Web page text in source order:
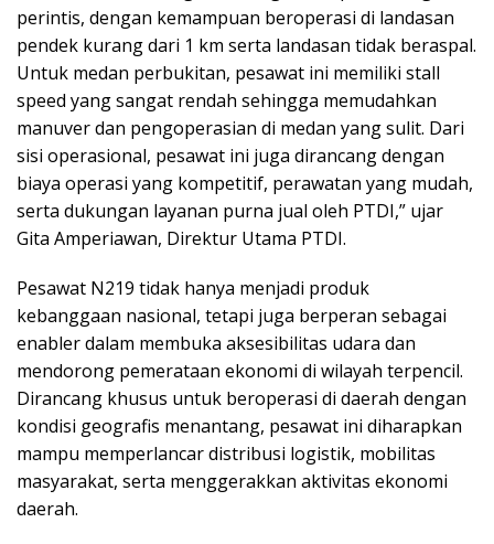
perintis, dengan kemampuan beroperasi di landasan
pendek kurang dari 1 km serta landasan tidak beraspal.
Untuk medan perbukitan, pesawat ini memiliki stall
speed yang sangat rendah sehingga memudahkan
manuver dan pengoperasian di medan yang sulit. Dari
sisi operasional, pesawat ini juga dirancang dengan
biaya operasi yang kompetitif, perawatan yang mudah,
serta dukungan layanan purna jual oleh PTDI,” ujar
Gita Amperiawan, Direktur Utama PTDI.
Pesawat N219 tidak hanya menjadi produk
kebanggaan nasional, tetapi juga berperan sebagai
enabler dalam membuka aksesibilitas udara dan
mendorong pemerataan ekonomi di wilayah terpencil.
Dirancang khusus untuk beroperasi di daerah dengan
kondisi geografis menantang, pesawat ini diharapkan
mampu memperlancar distribusi logistik, mobilitas
masyarakat, serta menggerakkan aktivitas ekonomi
daerah.